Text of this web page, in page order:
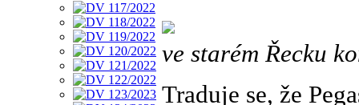
ve starém Řecku
Traduje se, že